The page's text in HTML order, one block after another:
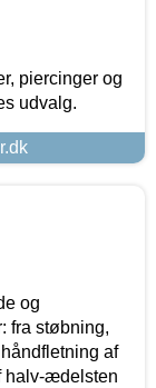
piercinger og
udvalg.
og
fra støbning,
af
halv-ædelsten